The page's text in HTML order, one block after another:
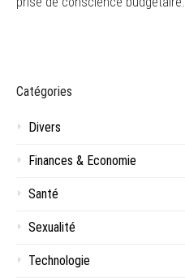
Catégories
Divers
Finances & Economie
Santé
Sexualité
Technologie